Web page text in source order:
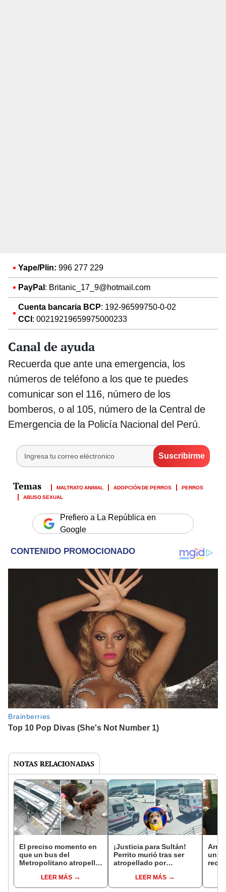
Yape/Plin: 996 277 229
PayPal: Britanic_17_9@hotmail.com
Cuenta bancaria BCP: 192-96599750-0-02
CCI: 00219219659975000233
Canal de ayuda
Recuerda que ante una emergencia, los
números de teléfono a los que te puedes
comunicar son el 116, número de los
bomberos, o al 105, número de la Central de
Emergencia de la Policía Nacional del Perú.
MALTRATO ANIMAL ADOPCIÓN DE PERROS
PERROS
ABUSO SEXUAL
Prefiero a La República en
Google
NOTAS RELACIONADAS
El preciso momento en
que un bus del
Metropolitano atropella
de LimaLEER MÁS
¡Justicia para Sultán!
Perrito murió tras ser
atropellado por
Chofer se burló y se fue
LEER MÁS
un